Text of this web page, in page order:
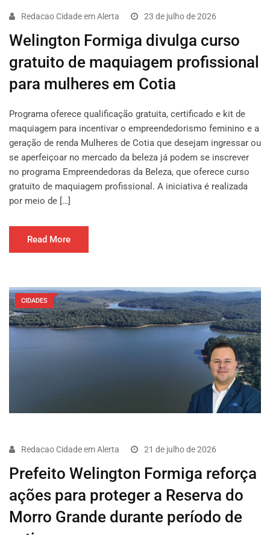
Redacao Cidade em Alerta 23 de julho de 2026
Welington Formiga divulga curso
gratuito de maquiagem profissional
para mulheres em Cotia
Programa oferece qualificação gratuita, certificado e kit de
maquiagem para incentivar o empreendedorismo feminino e a
geração de renda Mulheres de Cotia que desejam ingressar ou
se aperfeiçoar no mercado da beleza já podem se inscrever
no programa Empreendedoras da Beleza, que oferece curso
gratuito de maquiagem profissional. A iniciativa é realizada
por meio de […]
Read More
CIDADES
Redacao Cidade em Alerta 21 de julho de 2026
Prefeito Welington Formiga reforça
ações para proteger a Reserva do
Morro Grande durante período de